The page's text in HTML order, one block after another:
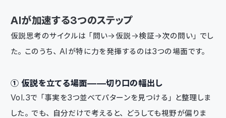
AIが加速する3つのステップ
仮説思考のサイクルは「問い→仮説→検証→次の問い」でし
た。このうち、AIが特に力を発揮するのは3つの場面です。
① 仮説を立てる場面——切り口の幅出し
Vol.3で「事実を3つ並べてパターンを見つける」と整理しま
した。でも、自分だけで考えると、どうしても視野が偏りま